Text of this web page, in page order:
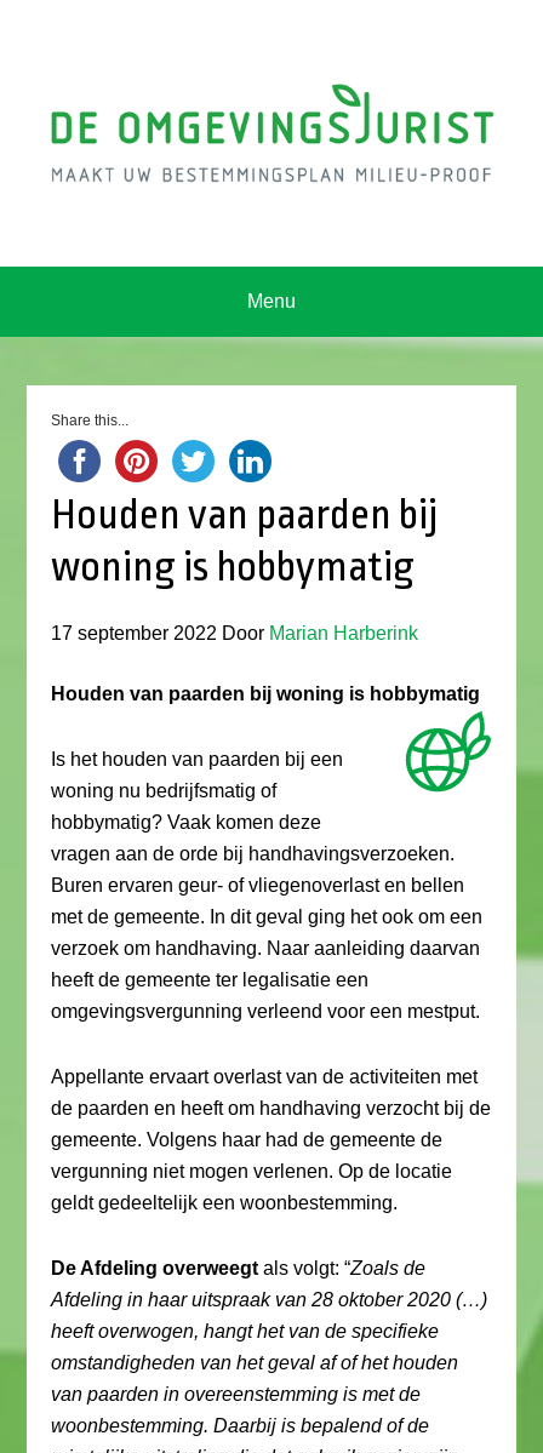
Menu
Share this...
Houden van paarden bij
woning is hobbymatig
17 september 2022 Door Marian Harberink
Houden van paarden bij woning is hobbymatig
Is het houden van paarden bij een
woning nu bedrijfsmatig of
hobbymatig? Vaak komen deze
vragen aan de orde bij handhavingsverzoeken.
Buren ervaren geur- of vliegenoverlast en bellen
met de gemeente. In dit geval ging het ook om een
verzoek om handhaving. Naar aanleiding daarvan
heeft de gemeente ter legalisatie een
omgevingsvergunning verleend voor een mestput.
Appellante ervaart overlast van de activiteiten met
de paarden en heeft om handhaving verzocht bij de
gemeente. Volgens haar had de gemeente de
vergunning niet mogen verlenen. Op de locatie
geldt gedeeltelijk een woonbestemming.
De Afdeling overweegt als volgt: “Zoals de
Afdeling in haar uitspraak van 28 oktober 2020 (…)
heeft overwogen, hangt het van de specifieke
omstandigheden van het geval af of het houden
van paarden in overeenstemming is met de
woonbestemming. Daarbij is bepalend of de